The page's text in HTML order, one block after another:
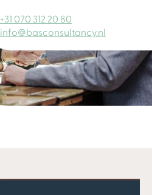
+31 070 312 20 80
info@basconsultancy.nl